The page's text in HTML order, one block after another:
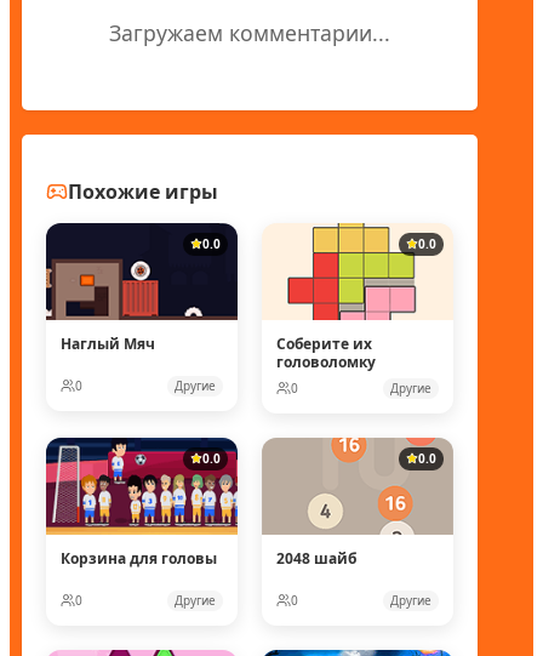
Загружаем комментарии...
Похожие игры
0.0
Наглый Мяч
0 Другие
0.0
Соберите их
головоломку
0 Другие
0.0
Корзина для головы
0 Другие
0.0
2048 шайб
0 Другие